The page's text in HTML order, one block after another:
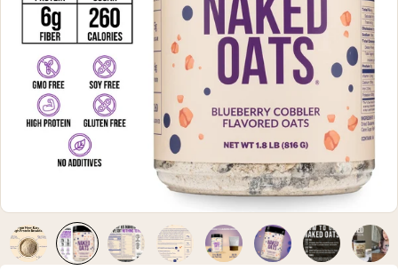
ODŻYWKI BIAŁKOWE Bestsellery
Serwatka z mleka krów karmionych
trawą
Izolat serwatki z mleka krów
karmionych trawą
Białko kozie w proszku
Kazeina micelarna
Gainer masy
Kawa białkowa
Shop All Odżywki Białkowe
WEGAŃSKIE ODŻYWKI
BIAŁKOWE
Bestsellery